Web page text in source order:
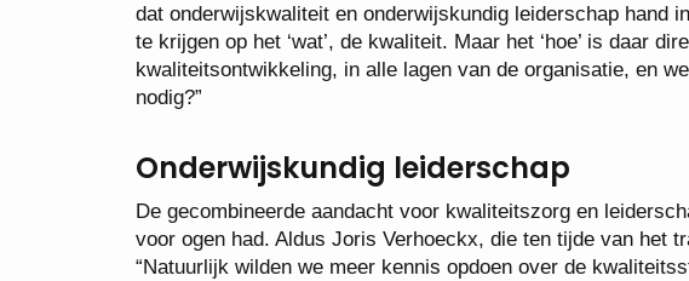
dat onderwijskwaliteit en onderwijskundig leiderschap hand
te krijgen op het ‘wat’, de kwaliteit. Maar het ‘hoe’ is daar
kwaliteitsontwikkeling, in alle lagen van de organisatie, en
nodig?”
Onderwijskundig leiderschap
De gecombineerde aandacht voor kwaliteitszorg en
voor ogen had. Aldus Joris Verhoeckx, die ten tijde van het
“Natuurlijk wilden we meer kennis opdoen over de